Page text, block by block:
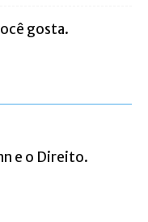
gosta.
e o Direito.